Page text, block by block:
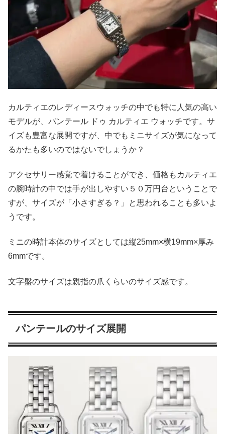
カルティエのレディースウォッチの中でも特に人気の高い
モデルが、パンテール ドゥ カルティエ ウォッチです。サ
イズも豊富な展開ですが、中でもミニサイズが気になって
るかたも多いのではないでしょうか？
アクセサリー感覚で着けることができ、価格もカルティエ
の腕時計の中では手が出しやすい５０万円台ということで
すが、サイズが「小さすぎる？」と思われることも多いよ
うです。
ミニの時計本体のサイズとしては縦25mm×横19mm×厚み
6mmです。
文字盤のサイズは親指の爪くらいのサイズ感です。
パンテールのサイズ展開